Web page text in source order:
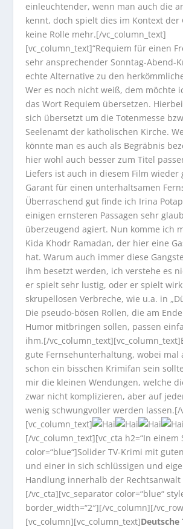
einleuchtender, wenn man auch die
kennt, doch spielt dies im Kontext der
keine Rolle mehr.[/vc_column_text]
[vc_column_text]“Requiem für einen
sehr ansprechender Sonntag-Abend-
echte Alternative zu den
Wer es noch nicht weiß, dem möchte
das Wort Requiem übersetzen.
sich übersetzt um die Totenmesse
Seelenamt der katholischen Kirche.
könnte man es auch als Begräbnis
hier wohl auch besser zum Titel
Liefers ist auch in diesem Film wieder
Garant für einen unterhaltsamen
Überraschend gut finde ich Irina
einigen ernsteren Passagen sehr
überzeugend agiert. Nun komme ich
Kida Khodr Ramadan, der hier eine
hat. Warum auch immer diese
ihm besetzt werden, ich verstehe es
er spielt sehr lustig, oder er spielt
skrupellosen Verbreche, wie u.a. in
Die pseudo-bösen Rollen, die am
Humor mitbringen sollen, passen
ihm.[/
gute Fernsehunterhaltung, wobei mal
schon ein bisschen Krimifan sein
mir die kleinen Wendungen, welche
zwar nicht komplizieren, aber auf
wenig schwungvoller werden lassen.[/
[vc_column_text]
[/vc_column_text][vc_cta h2=“In einem
color=“blue“]Solider TV-Krimi mit
und einer in sich schlüssigen und
Handlung innerhalb der Rechtsanwalt
[/vc_cta][vc_separator color=“blue“
border_width=“2″][/vc_column][/
[vc_column][vc_column_text]Deutsche